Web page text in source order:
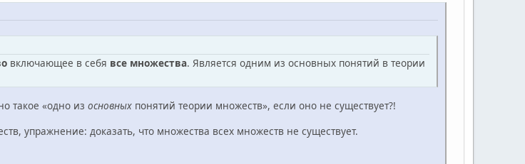
включающее в себя все множества. Является одним из основных понятий в теории
такое «одно из основных понятий теории множеств», если оно не существует?!
упражнение: доказать, что множества всех множеств не существует.